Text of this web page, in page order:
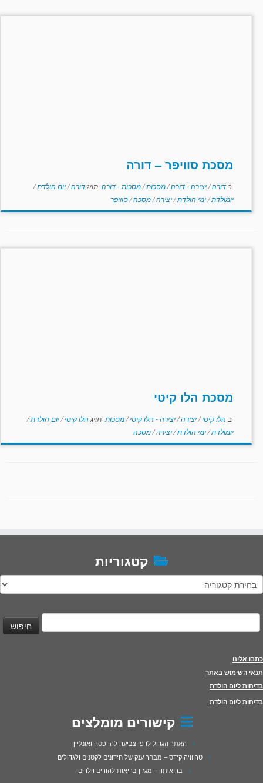
מסכת סוויפר – דורה
ב דורה/יצירה - דורה/מסכות/מסכות - דורה תויגדורה/יום הולדת/
יומולדת/ימי הולדת/יצירה/מסכה/סוויפר
מסכת הלו קיטי
ב הלו קיטי/יצירה/יצירה - הלו קיטי/מסכות תויג הלו קיטי/יום הולדת/
יומולדת/ימי הולדת/יצירה/מסכה
קטגוריות
קטגוריות
חיפוש:
כתבו אלינו
תנאי השימוש באתר
בדיחות ליום הולדת
בדיחות ליום הולדת
קישורים מומלצים
האתר הגדול לדפי צביעה להדפסה ואונליין
טריוויה קידס – מבחר ענק של חידונים לקטנים ולגדולים
בריאותון – מגזין בריאות להורים וילדים